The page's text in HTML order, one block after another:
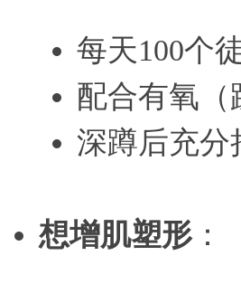
每天100个
配合有氧（
深蹲后充分
想增肌塑形：